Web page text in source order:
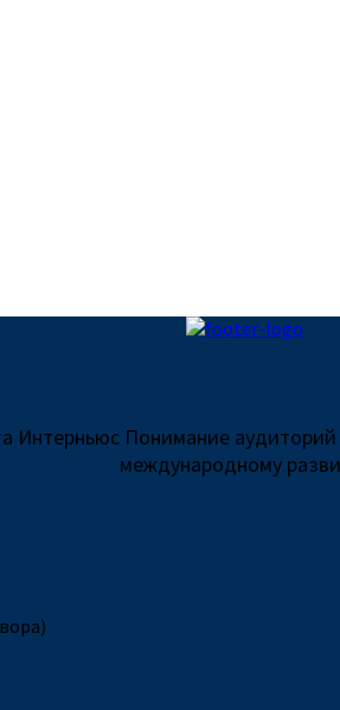
Интерньюс Понимание
международному